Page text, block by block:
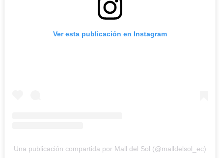
Ver esta publicación en Instagram
Una publicación compartida por Mall del Sol (@malldelsol_ec)